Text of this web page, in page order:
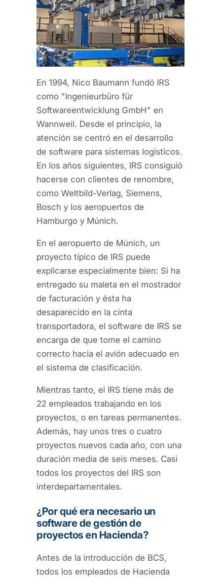
En 1994, Nico Baumann fundó IRS
como "Ingenieurbüro für
Softwareentwicklung GmbH" en
Wannweil. Desde el principio, la
atención se centró en el desarrollo
de software para sistemas logísticos.
En los años siguientes, IRS consiguió
hacerse con clientes de renombre,
como Weltbild-Verlag, Siemens,
Bosch y los aeropuertos de
Hamburgo y Múnich.
En el aeropuerto de Múnich, un
proyecto típico de IRS puede
explicarse especialmente bien: Si ha
entregado su maleta en el mostrador
de facturación y ésta ha
desaparecido en la cinta
transportadora, el software de IRS se
encarga de que tome el camino
correcto hacia el avión adecuado en
el sistema de clasificación.
Mientras tanto, el IRS tiene más de
22 empleados trabajando en los
proyectos, o en tareas permanentes.
Además, hay unos tres o cuatro
proyectos nuevos cada año, con una
duración media de seis meses. Casi
todos los proyectos del IRS son
interdepartamentales.
¿Por qué era necesario un
software de gestión de
proyectos en Hacienda?
Antes de la introducción de BCS,
todos los empleados de Hacienda